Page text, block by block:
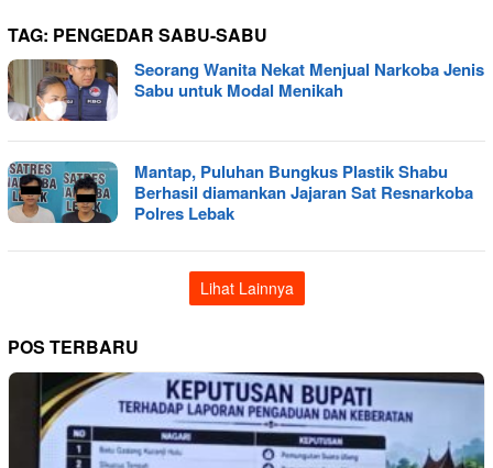
TAG: PENGEDAR SABU-SABU
Seorang Wanita Nekat Menjual Narkoba Jenis
Sabu untuk Modal Menikah
Mantap, Puluhan Bungkus Plastik Shabu
Berhasil diamankan Jajaran Sat Resnarkoba
Polres Lebak
Lihat Lainnya
POS TERBARU